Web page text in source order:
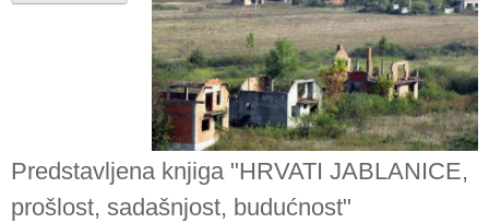
Predstavljena knjiga "HRVATI JABLANICE,
prošlost, sadašnjost, budućnost"